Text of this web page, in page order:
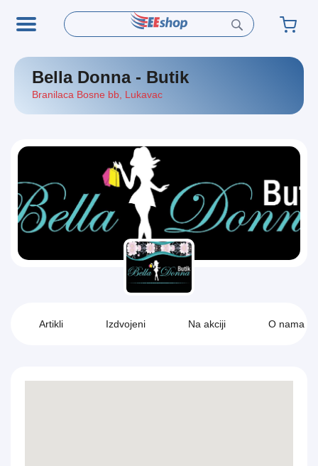
Bella Donna - Butik
Branilaca Bosne bb Lukavac
Artikli Izdvojeni Na akciji O nama